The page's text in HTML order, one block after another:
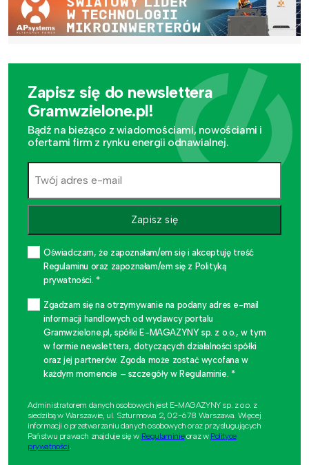
Zapisz się do newslettera
Gramwzielone.pl!
Bądź na bieżąco z wiadomościami, nowościami i
ofertami firm z rynku energii odnawialnej.
Zapisz się
Oświadczam, że zapoznałam/em się i akceptuję treść
Regulaminu oraz zapoznałam/em się z Polityką
prywatności. *
Zgadzam się na otrzymywanie na podany adres e-mail
informacji handlowych od wydawcy portalu
Gramwzielone.pl, spółki E-MAGAZYNY sp. z o.o., w tym
w formie newslettera, dotyczących działalności spółki
oraz jej partnerów. Zgoda może zostać wycofana w
każdym momencie – szczegóły w Regulaminie. *
Administratorem danych osobowych jest E-MAGAZYNY sp. z o.o. z
siedzibą w Warszawie, ul. Szturmowa 2, 02-678 Warszawa. Więcej
informacji o przetwarzaniu danych osobowych oraz przysługujących
Państwu prawach znajduje się w Regulaminieoraz w Polityce
prywatności.